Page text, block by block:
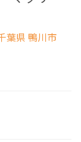
葉県 鴨川市